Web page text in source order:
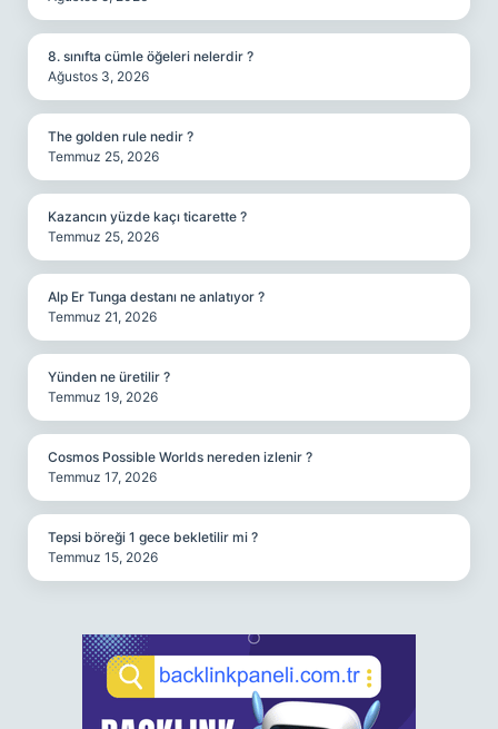
8. sınıfta cümle öğeleri nelerdir ?
Ağustos 3, 2026
The golden rule nedir ?
Temmuz 25, 2026
Kazancın yüzde kaçı ticarette ?
Temmuz 25, 2026
Alp Er Tunga destanı ne anlatıyor ?
Temmuz 21, 2026
Yünden ne üretilir ?
Temmuz 19, 2026
Cosmos Possible Worlds nereden izlenir ?
Temmuz 17, 2026
Tepsi böreği 1 gece bekletilir mi ?
Temmuz 15, 2026